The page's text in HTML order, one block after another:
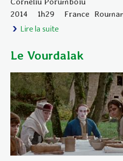
2014
1h29 France
Lire la suite
Le Vourdalak